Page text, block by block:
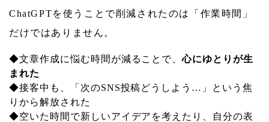
ChatGPTを使うことで削減されたのは「作業時間」
だけではありません。
◆文章作成に悩む時間が減ることで、心にゆとりが生
まれた
◆接客中も、「次のSNS投稿どうしよう…」という焦
りから解放された
◆空いた時間で新しいアイデアを考えたり、自分の表